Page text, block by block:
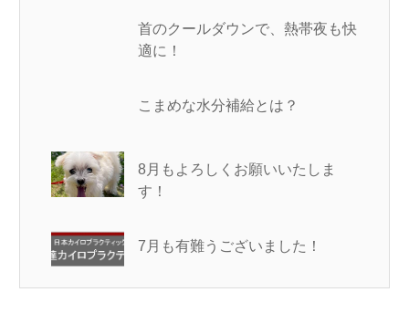
首のクールダウンで、熱帯夜も快
適に！
こまめな水分補給とは？
8月もよろしくお願いいたしま
す！
7月も有難うございました！